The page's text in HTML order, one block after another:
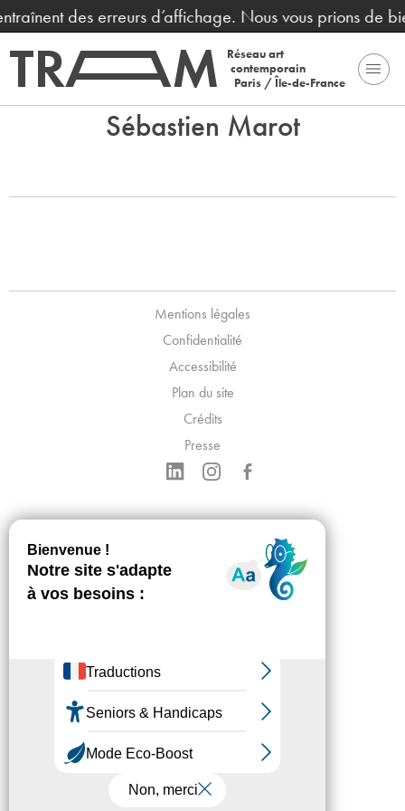
des erreurs d’affichage. Nous vous prions de
Réseau art
contemporain
Paris / Île-de-France
Sébastien Marot
Mentions légales
Confidentialité
Accessibilité
Plan du site
Crédits
Presse